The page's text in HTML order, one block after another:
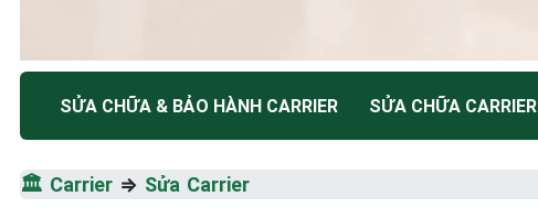
TRUNG TÂM BẢO HÀNH ĐIỆN MÁY HÀ NỘI
SỬA CHỮA & BẢO HÀNH
SỬA CHỮA & BẢO HÀNH CARRIER SỬA CHỮA CARRIER
🏛️ Carrier ⇒ Sửa Carrier